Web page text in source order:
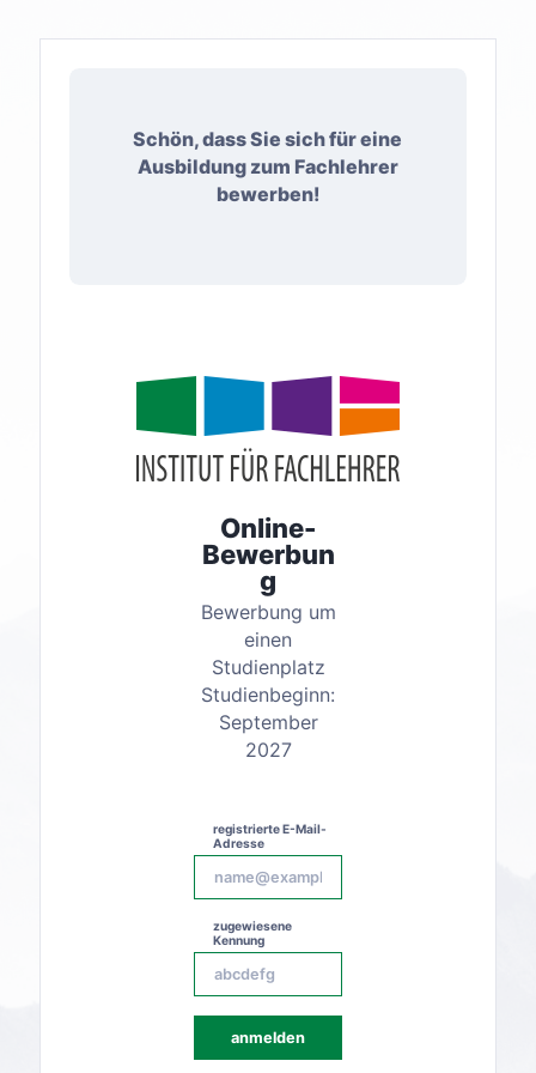
Schön, dass Sie sich für eine
Ausbildung zum Fachlehrer
bewerben!
Online-
Bewerbun
g
Bewerbung um
einen
Studienplatz
Studienbeginn:
September
2027
registrierte E-Mail-
Adresse
zugewiesene
Kennung
anmelden